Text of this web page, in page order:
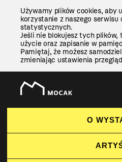
Używamy plików cookies, aby
korzystanie z naszego serwisu
statystycznych.
Jeśli nie blokujesz tych plików,
użycie oraz zapisanie w
Pamiętaj, że możesz
zmieniając ustawienia
O